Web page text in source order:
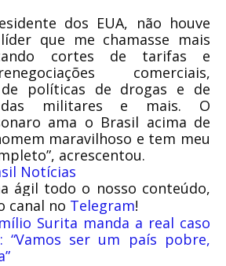
dos EUA, não houve
que me chamasse mais
cortes de tarifas e
comerciais,
políticas de drogas e de
militares e mais. O
ama o Brasil acima de
maravilhoso e tem meu
acrescentou.
Notícias
ágil todo o nosso conteúdo,
canal no Telegram!
Surita manda a real caso
“Vamos ser um país pobre,